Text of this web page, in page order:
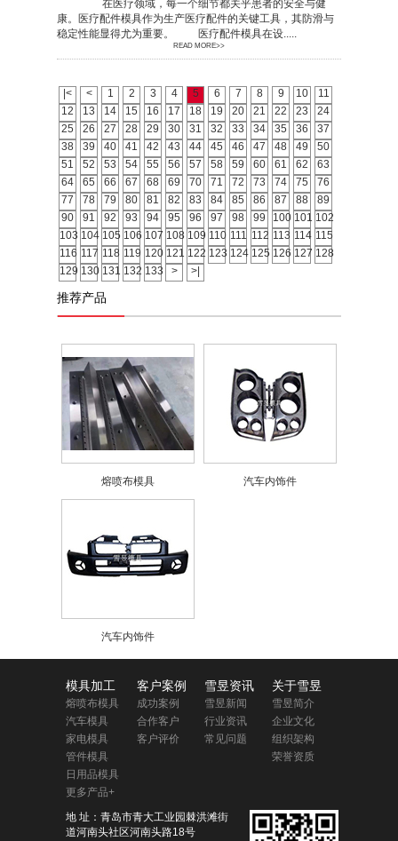
在医疗领域，每一个细节都关乎患者的安全与健
康。医疗配件模具作为生产医疗配件的关键工具，其防滑与
稳定性能显得尤为重要。 医疗配件模具在设.....
READ MORE>>
|< < 1 2 3 4 5 6 7 8 9 10
11
12
13 14 15 16 17 18 19 20 21 22 23
24
25
26 27 28 29 30 31 32 33 34 35 36
37
38
39 40 41 42 43 44 45 46 47 48 49
50
51
52 53 54 55 56 57 58 59 60 61 62
63
64
65 66 67 68 69 70 71 72 73 74 75
76
77
78 79 80 81 82 83 84 85 86 87 88
89
90
91 92 93 94 95 96 97 98 99 100 101 102
103 104 105 106 107 108 109 110 111 112 113 114 115
116 117 118 119 120 121 122 123 124 125 126 127 128
129 130 131 132 133 > >|
推荐产品
熔喷布模具 汽车内饰件
汽车内饰件
模具加工
熔喷布模具
汽车模具
家电模具
管件模具
日用品模具
更多产品+
客户案例
成功案例
合作客户
客户评价
雪昱资讯
雪昱新闻
行业资讯
常见问题
关于雪昱
雪昱简介
企业文化
组织架构
荣誉资质
地 址：青岛市青大工业园棘洪滩街
道河南头社区河南头路18号